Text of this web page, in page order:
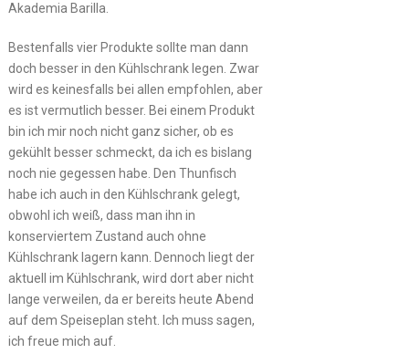
Akademia Barilla.
Bestenfalls vier Produkte sollte man dann
doch besser in den Kühlschrank legen. Zwar
wird es keinesfalls bei allen empfohlen, aber
es ist vermutlich besser. Bei einem Produkt
bin ich mir noch nicht ganz sicher, ob es
gekühlt besser schmeckt, da ich es bislang
noch nie gegessen habe. Den Thunfisch
habe ich auch in den Kühlschrank gelegt,
obwohl ich weiß, dass man ihn in
konserviertem Zustand auch ohne
Kühlschrank lagern kann. Dennoch liegt der
aktuell im Kühlschrank, wird dort aber nicht
lange verweilen, da er bereits heute Abend
auf dem Speiseplan steht. Ich muss sagen,
ich freue mich auf.